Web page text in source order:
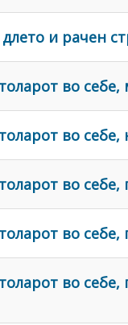
и рачен
во себе,
во
во
во себе,
во